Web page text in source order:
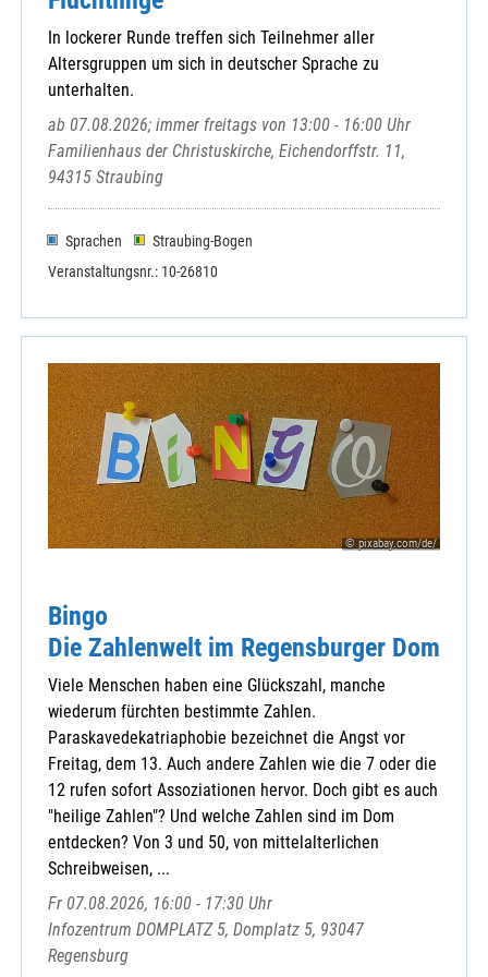
Unterauerbach
Wackersdorf
Weihern
Wernberg-Köblitz
Winklarn -Thanstein - Kulz - Muschenried
Hospizdienst Nittenau
Hospizverein Schwandorf
Schönstattfamilie Nittenau
Schwandorf - KAB-Kreisverband
Schwandorf - Kolpingsfamilie
Schwandorf - Kolpingwerk Bezirksverband
Zentrale Veranstaltungen
In lockerer Runde treffen sich Teilnehmer aller
Altersgruppen um sich in deutscher Sprache zu
unterhalten.
ab 07.08.2026; immer freitags von 13:00 - 16:00 Uhr
Familienhaus der Christuskirche, Eichendorffstr. 11,
94315 Straubing
Sprachen
Straubing-Bogen
Veranstaltungsnr.: 10-26810
© pixabay.com/de/
Bingo
Die Zahlenwelt im Regensburger Dom
Viele Menschen haben eine Glückszahl, manche
wiederum fürchten bestimmte Zahlen.
Paraskavedekatriaphobie bezeichnet die Angst vor
Freitag, dem 13. Auch andere Zahlen wie die 7 oder die
12 rufen sofort Assoziationen hervor. Doch gibt es auch
"heilige Zahlen"? Und welche Zahlen sind im Dom
entdecken? Von 3 und 50, von mittelalterlichen
Schreibweisen, ...
Fr 07.08.2026, 16:00 - 17:30 Uhr
Infozentrum DOMPLATZ 5, Domplatz 5, 93047
Regensburg